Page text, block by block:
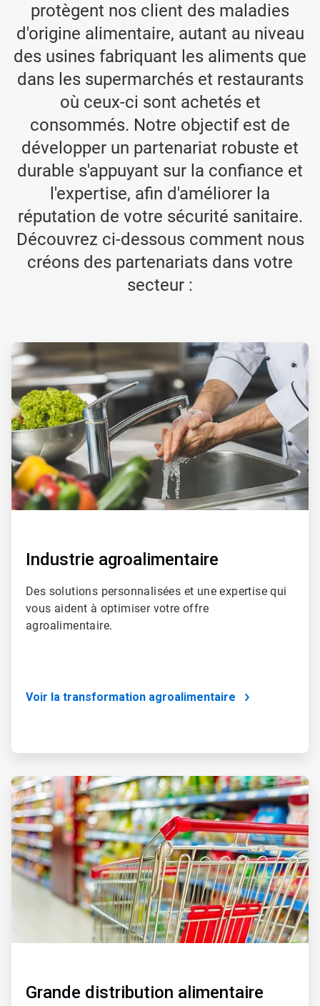
protègent nos client des maladies
d'origine alimentaire, autant au niveau
des usines fabriquant les aliments que
dans les supermarchés et restaurants
où ceux-ci sont achetés et
consommés. Notre objectif est de
développer un partenariat robuste et
durable s'appuyant sur la confiance et
l'expertise, afin d'améliorer la
réputation de votre sécurité sanitaire.
Découvrez ci-dessous comment nous
créons des partenariats dans votre
secteur :
1
de
4
Industrie agroalimentaire
Des solutions personnalisées et une expertise qui
vous aident à optimiser votre offre
agroalimentaire.
Voir la transformation agroalimentaire
ArticleTile
2
de
4
Grande distribution alimentaire